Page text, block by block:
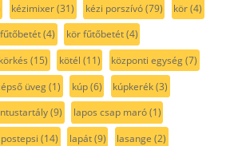
kézimixer(31) kézi porszívó(79) kör(4)
(4) kör fűtőbetét(4)
körkés (15) kötél (11) központi egység(7)
üveg(1) kúp(6) kúpkerék(3)
(9) lapos csap maró(1)
(14) lapát(9) lasange (2)